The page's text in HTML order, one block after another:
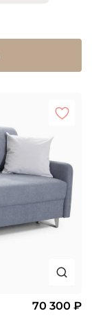
70 300 ₽